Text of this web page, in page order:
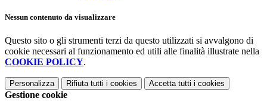
Nessun contenuto da visualizzare
Questo sito o gli strumenti terzi da questo utilizzati si avvalgono di
cookie necessari al funzionamento ed utili alle finalità illustrate nella
COOKIE POLICY.
Personalizza Rifiuta tutti i cookies Accetta tutti i cookies
Gestione cookie